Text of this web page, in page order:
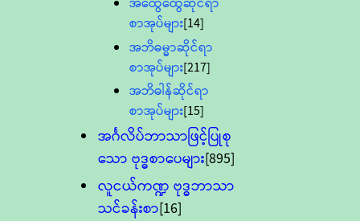
စာအုပ်များ[14]
အဘိဓမ္မာဆိုင်ရာ
စာအုပ်များ[217]
အဘိဓါန်ဆိုင်ရာ
စာအုပ်များ[15]
အင်္ဂလိပ်ဘာသာဖြင့်ပြုစု
သော ဗုဒ္ဓစာပေများ[895]
လူငယ်ကဏ္ဍ ဗုဒ္ဓဘာသာ
သင်ခန်းစာ[16]